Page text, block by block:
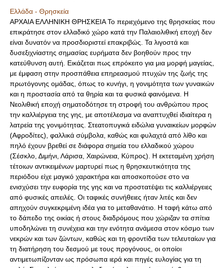
Ελλάδα - Θρησκεία
ΑΡΧΑΙΑ ΕΛΛΗΝΙΚΗ ΘΡΗΣΚΕΙΑ Το περιεχόμενο της θρησκείας που
επικράτησε στον ελλαδικό χώρο κατά την Παλαιολιθική εποχή δεν
είναι δυνατόν να προσδιοριστεί επακριβώς. Τα λιγοστά και
δυσεξιχνίαστης σημασίας ευρήματα δεν βοηθούν προς την
κατεύθυνση αυτή. Εικάζεται πως επρόκειτο για μια μορφή μαγείας,
με έμφαση στην προσπάθεια επηρεασμού πτυχών της ζωής της
πρωτόγονης ομάδας, όπως το κυνήγι, η γονιμότητα των γυναικών
και η προστασία από τα θηρία και τα φυσικά φαινόμενα. Η
Νεολιθική εποχή σηματοδότησε τη στροφή του ανθρώπου προς
την καλλιέργεια της γης, με αποτέλεσμα να αναπτυχθεί ιδιαίτερα η
λατρεία της γονιμότητας. Στεατοπυγικά ειδώλια γυναικείων μορφών
(Αφροδίτες), φαλλικά σύμβολα, καθώς και φυλαχτά από λίθο και
πηλό έχουν βρεθεί σε διάφορα σημεία του ελλαδικού χώρου
(Σέσκλο, Διμήνι, Λάρισα, Χαιρώνεια, Κύπρος). Η εκτεταμένη χρήση
τέτοιων αντικειμένων μαρτυρεί πως η θρησκευτικότητα της
περιόδου είχε μαγικό χαρακτήρα και αποσκοπούσε στο να
ενισχύσει την ευφορία της γης και να προστατέψει τις καλλιέργειες
από φυσικές απειλές. Οι ταφικές συνήθειες ήταν λιτές και δεν
απηχούν συγκεκριμένη ιδέα για το μεταθανάτιο. Η ταφή κάτω από
το δάπεδο της οικίας ή στους διαδρόμους που χώριζαν τα σπίτια
υποδηλώνει τη συνέχεια και την ενότητα ανάμεσα στον κόσμο των
νεκρών και των ζώντων, καθώς και τη φροντίδα των τελευταίων για
τη διατήρηση του δεσμού με τους προγόνους, οι οποίοι
αντιμετωπίζονταν ως πρόσωπα ιερά και πηγές ευλογίας για τη